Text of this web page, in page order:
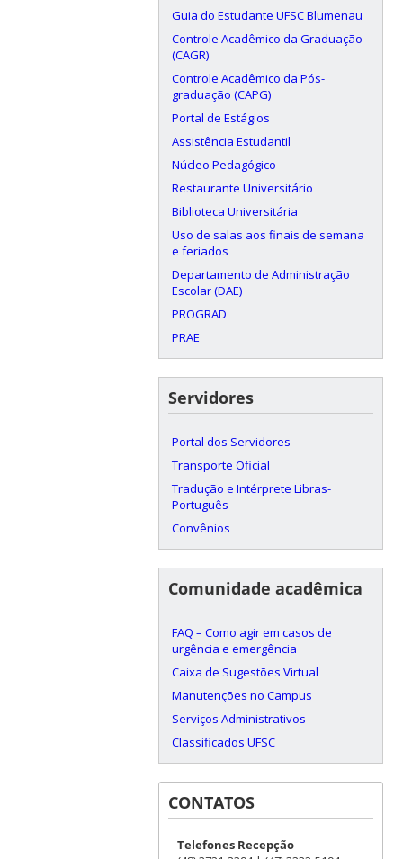
Guia do Estudante UFSC Blumenau
Controle Acadêmico da Graduação
(CAGR)
Controle Acadêmico da Pós-
graduação (CAPG)
Portal de Estágios
Assistência Estudantil
Núcleo Pedagógico
Restaurante Universitário
Biblioteca Universitária
Uso de salas aos finais de semana
e feriados
Departamento de Administração
Escolar (DAE)
PROGRAD
PRAE
Servidores
Portal dos Servidores
Transporte Oficial
Tradução e Intérprete Libras-
Português
Convênios
Comunidade acadêmica
FAQ – Como agir em casos de
urgência e emergência
Caixa de Sugestões Virtual
Manutenções no Campus
Serviços Administrativos
Classificados UFSC
CONTATOS
Telefones Recepção